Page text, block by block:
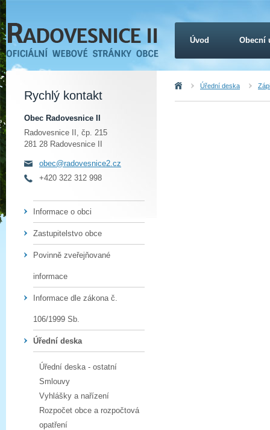
Úvod Úřední deska
Rychlý kontakt
Obec Radovesnice II
Radovesnice II, čp. 215
281 28 Radovesnice II
obec@radovesnice2.cz
+420 322 312 998
Informace o obci
Zastupitelstvo obce
Povinně zveřejňované
informace
Informace dle zákona č.
106/1999 Sb.
Úřední deska
Úřední deska - ostatní
Smlouvy
Vyhlášky a nařízení
Rozpočet obce a rozpočtová
opatření
Úvod Obecní